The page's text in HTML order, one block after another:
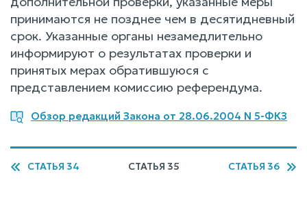
принимаются не позднее чем в десятидневный
срок. Указанные органы незамедлительно
информируют о результатах проверки и
принятых мерах обратившуюся с
представлением комиссию референдума.
Обзор редакций Закона от 28.06.2004 N 5-ФКЗ
СТАТЬЯ 34 СТАТЬЯ 35 СТАТЬЯ 36